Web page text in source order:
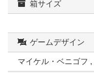
箱サイズ
ゲームデザイン
マイケル・ベニゴフ